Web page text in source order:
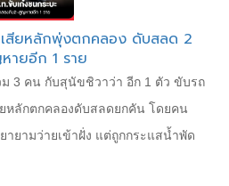
เสียหลักพุ่งตกคลอง ดับสลด 2
ายอีก 1 ราย
ม 3 คน กับสุนัขชิวาว่า อีก 1 ตัว ขับรถ
หลักตกคลองดับสลดยกคัน โดยคน
ายามว่ายเข้าฝั่ง แต่ถูกกระแสน้ำพัด